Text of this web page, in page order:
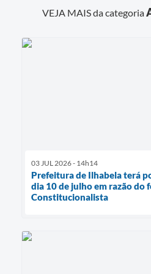
VEJA MAIS da categoria
03 JUL 2026 - 14h14
Prefeitura de Ilhabela terá
dia 10 de julho em razão do
Constitucionalista